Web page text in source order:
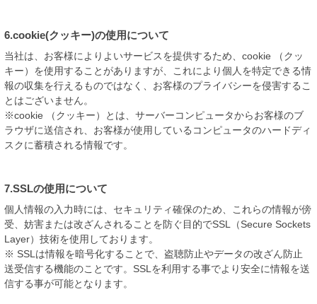
6.cookie(クッキー)の使用について
当社は、お客様によりよいサービスを提供するため、cookie （クッ
キー）を使用することがありますが、これにより個人を特定できる情
報の収集を行えるものではなく、お客様のプライバシーを侵害するこ
とはございません。
※cookie （クッキー）とは、サーバーコンピュータからお客様のブ
ラウザに送信され、お客様が使用しているコンピュータのハードディ
スクに蓄積される情報です。
7.SSLの使用について
個人情報の入力時には、セキュリティ確保のため、これらの情報が傍
受、妨害または改ざんされることを防ぐ目的でSSL（Secure Sockets
Layer）技術を使用しております。
※ SSLは情報を暗号化することで、盗聴防止やデータの改ざん防止
送受信する機能のことです。SSLを利用する事でより安全に情報を送
信する事が可能となります。